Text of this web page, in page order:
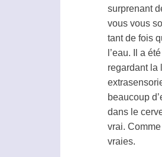
surprenant
vous vous
tant de fois
l’eau. Il a
regardant la
beaucoup
dans le
vrai.
vraies.